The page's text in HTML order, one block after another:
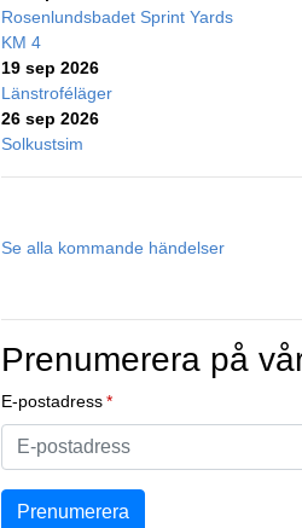
Rosenlundsbadet Sprint Yards
KM 4
19 sep 2026
Länstroféläger
26 sep 2026
Solkustsim
Se alla kommande händelser
Prenumerera på
E-postadress